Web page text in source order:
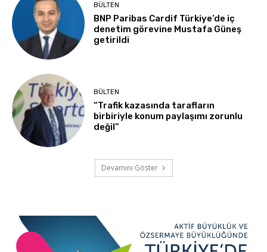
BÜLTEN
BNP Paribas Cardif Türkiye’de iç
denetim görevine Mustafa Güneş
getirildi
BÜLTEN
“Trafik kazasında tarafların
birbiriyle konum paylaşımı zorunlu
değil”
Devamını Göster